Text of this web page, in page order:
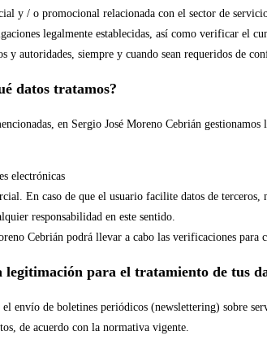
y / o promocional relacionada con el sector de
legalmente establecidas, así como verificar el
y autoridades, siempre y cuando sean requeridos de
datos tratamos?
en Sergio José Moreno Cebrián gestionamos
electrónicas
En caso de que el usuario facilite datos de
responsabilidad en este sentido.
Cebrián podrá llevar a cabo las verificaciones
legitimación para el tratamiento de tus
envío de boletines periódicos (newslettering) sobre
de acuerdo con la normativa vigente.